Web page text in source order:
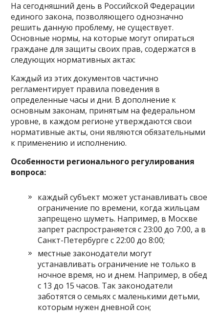
На сегодняшний день в Российской Федерации
единого закона, позволяющего однозначно
решить данную проблему, не существует.
Основные нормы, на которые могут опираться
граждане для защиты своих прав, содержатся в
следующих нормативных актах:
Каждый из этих документов частично
регламентирует правила поведения в
определенные часы и дни. В дополнение к
основным законам, принятым на федеральном
уровне, в каждом регионе утверждаются свои
нормативные акты, они являются обязательными
к применению и исполнению.
Особенности регионального регулирования
вопроса:
каждый субъект может устанавливать свое
ограничение по времени, когда жильцам
запрещено шуметь. Например, в Москве
запрет распространяется с 23:00 до 7:00, а в
Санкт-Петербурге с 22:00 до 8:00;
местные законодатели могут
устанавливать ограничение не только в
ночное время, но и днем. Например, в обед
с 13 до 15 часов. Так законодатели
заботятся о семьях с маленькими детьми,
которым нужен дневной сон;